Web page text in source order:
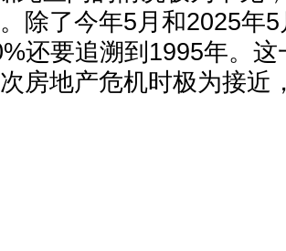
除了今年5月和2025年
还要追溯到1995年。
房地产危机时极为接近